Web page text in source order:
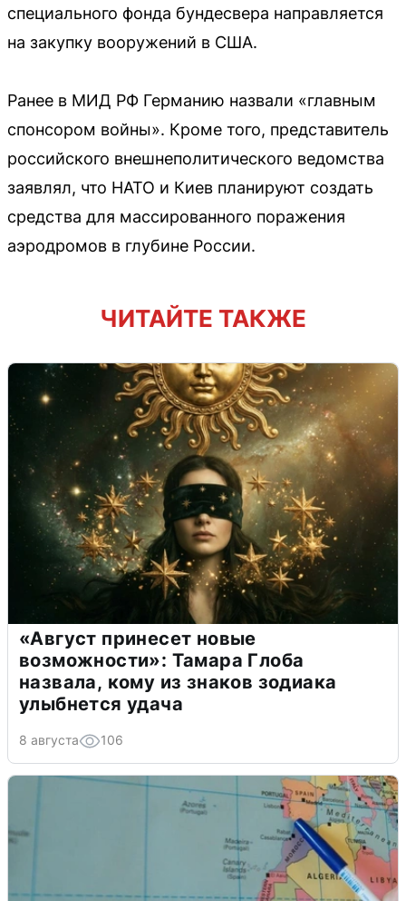
специального фонда бундесвера направляется
на закупку вооружений в США.
Ранее в МИД РФ Германию назвали «главным
спонсором войны». Кроме того, представитель
российского внешнеполитического ведомства
заявлял, что НАТО и Киев планируют создать
средства для массированного поражения
аэродромов в глубине России.
ЧИТАЙТЕ ТАКЖЕ
«Август принесет новые
возможности»: Тамара Глоба
назвала, кому из знаков зодиака
улыбнется удача
8 августа 106